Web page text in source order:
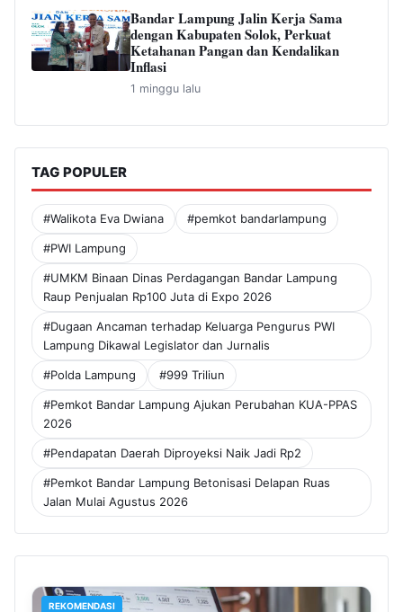
Bandar Lampung Jalin Kerja Sama
dengan Kabupaten Solok, Perkuat
Ketahanan Pangan dan Kendalikan
Inflasi
1 minggu lalu
TAG POPULER
#Walikota Eva Dwiana #pemkot bandarlampung
#PWI Lampung
#UMKM Binaan Dinas Perdagangan Bandar Lampung
Raup Penjualan Rp100 Juta di Expo 2026
#Dugaan Ancaman terhadap Keluarga Pengurus PWI
Lampung Dikawal Legislator dan Jurnalis
#Polda Lampung #999 Triliun
#Pemkot Bandar Lampung Ajukan Perubahan KUA-PPAS
2026
#Pendapatan Daerah Diproyeksi Naik Jadi Rp2
#Pemkot Bandar Lampung Betonisasi Delapan Ruas
Jalan Mulai Agustus 2026
REKOMENDASI